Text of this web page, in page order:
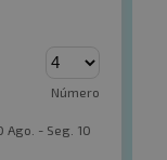
Número
Ago. - Seg. 10